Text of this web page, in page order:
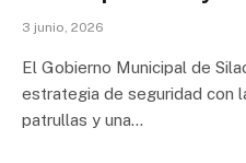
3 junio, 2026
El Gobierno Municipal de
estrategia de seguridad con
patrullas y una…